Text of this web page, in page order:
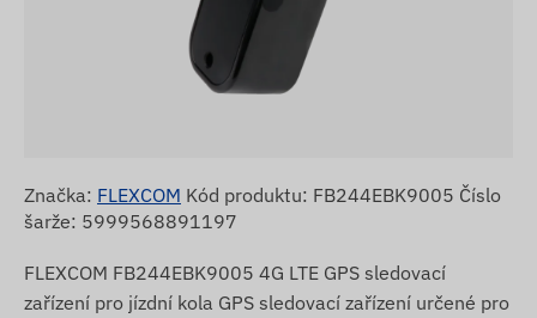
Značka: FLEXCOM Kód produktu: FB244EBK9005 Číslo
šarže: 5999568891197
FLEXCOM FB244EBK9005 4G LTE GPS sledovací
zařízení pro jízdní kola GPS sledovací zařízení určené pro